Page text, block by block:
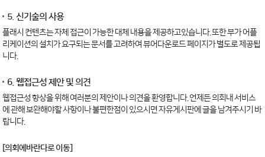
5. 신기술의 사용
플래시 컨텐츠는 자체 접근이 가능한 대체 내용을 제공하고있습니다. 또한 부가 어플
리케이션의 설치가 요구되는 문서를 고려하여 뷰어다운로드 페이지가 별도로 제공됩
니다.
6. 웹접근성 제안 및 의견
웹접근성 향상을 위해 여러분의 제안이나 의견을 환영합니다. 언제든 의회내 서비스
에 관해 보완해야할 사항이나 불편한점이 있으시면 자유게시판에 글을 남겨주시기 바
랍니다.
[의회에바란다로 이동]